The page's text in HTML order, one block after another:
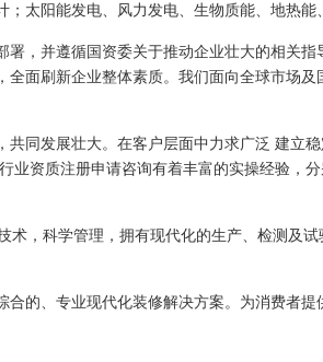
太阳能发电、风力发电、生物质能、地热能
，并遵循国资委关于推动企业壮大的相关
面刷新企业整体素质。我们面向全球市场
同发展壮大。在客户层面中力求广泛 建立
业资质注册申请咨询有着丰富的实操经验，
，科学管理，拥有现代化的生产、检测及
的、专业现代化装修解决方案。为消费者